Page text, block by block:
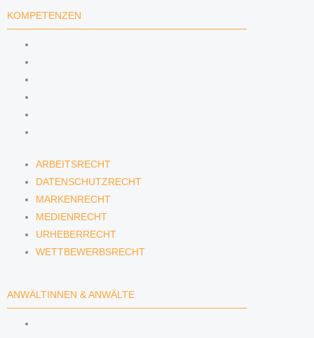
KOMPETENZEN
ARBEITSRECHT
DATENSCHUTZRECHT
MARKENRECHT
MEDIENRECHT
URHEBERRECHT
WETTBEWERBSRECHT
ANWÄLTINNEN & ANWÄLTE